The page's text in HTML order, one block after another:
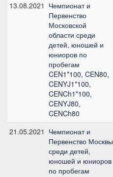
13.08.2021 Чемпионат и
Первенство
Московской
области среди
детей, юношей и
юниоров по
пробегам
CEN1*100, CEN80,
CENYJ1*100,
CENCh1*100,
CENYJ80,
CENCh80
21.05.2021 Чемпионат и
Первенство Москвы
среди детей,
юношей и юниоров
по пробегам